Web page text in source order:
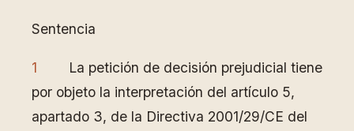
Sentencia
1 La petición de decisión prejudicial tiene
por objeto la interpretación del artículo 5,
apartado 3, de la Directiva 2001/29/CE del